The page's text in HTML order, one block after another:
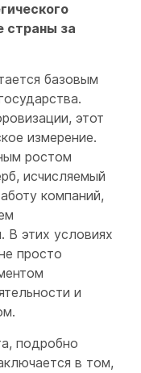
страны за
базовым
этот
измерение.
ростом
исчисляемый
компаний,
В этих условиях
просто
и
подробно
в том,